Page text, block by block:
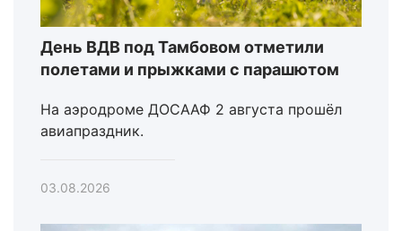
День ВДВ под Тамбовом отметили
полетами и прыжками с парашютом
На аэродроме ДОСААФ 2 августа прошёл
авиапраздник.
03.08.2026